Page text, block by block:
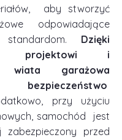
aby stworzyć
odpowiadające
standardom. Dzięki
projektowi i
wiata garażowa
bezpieczeństwo
przy użyciu
samochód jest
zabezpieczony przed